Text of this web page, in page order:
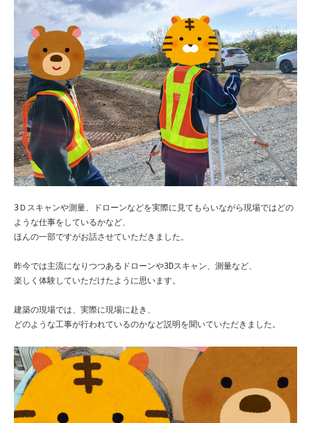
3Ｄスキャンや測量、ドローンなどを実際に見てもらいながら現場ではどの
ような仕事をしているかなど、
ほんの一部ですがお話させていただきました。
昨今では主流になりつつあるドローンや3Dスキャン、測量など、
楽しく体験していただけたように思います。
建築の現場では、実際に現場に赴き、
どのような工事が行われているのかなど説明を聞いていただきました。